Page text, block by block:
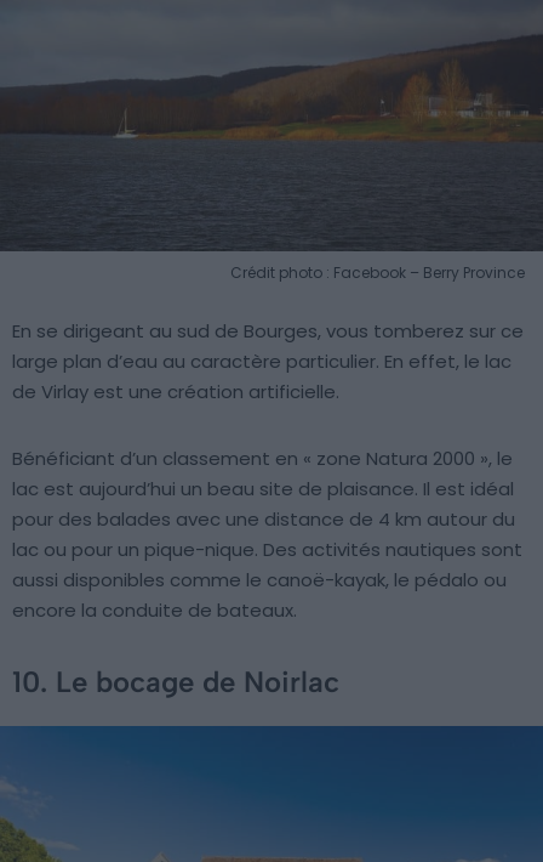
Crédit photo : Facebook – Berry Province
En se dirigeant au sud de Bourges, vous tomberez sur ce
large plan d’eau au caractère particulier. En effet, le lac
de Virlay est une création artificielle.
Bénéficiant d’un classement en « zone Natura 2000 », le
lac est aujourd’hui un beau site de plaisance. Il est idéal
pour des balades avec une distance de 4 km autour du
lac ou pour un pique-nique. Des activités nautiques sont
aussi disponibles comme le canoë-kayak, le pédalo ou
encore la conduite de bateaux.
10. Le bocage de Noirlac